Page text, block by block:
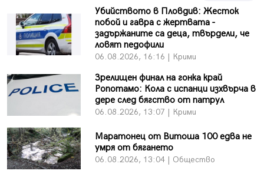
Убийството в Пловдив: Жесток
побой и гавра с жертвата -
задържаните са деца, твърдели, че
ловят педофили
06.08.2026, 16:16 | Крими
Зрелищен финал на гонка край
Ропотамо: Кола с испанци изхвърча в
дере след бягство от патрул
06.08.2026, 13:07 | Крими
Маратонец от Витоша 100 едва не
умря от бягането
06.08.2026, 13:04 | Общество